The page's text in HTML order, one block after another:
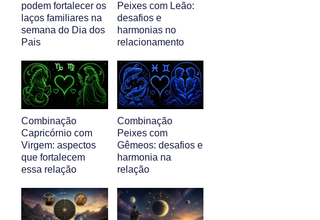
podem fortalecer os
laços familiares na
semana do Dia dos
Pais
Peixes com Leão:
desafios e
harmonias no
relacionamento
Combinação
Capricórnio com
Virgem: aspectos
que fortalecem
essa relação
Combinação
Peixes com
Gêmeos: desafios e
harmonia na
relação